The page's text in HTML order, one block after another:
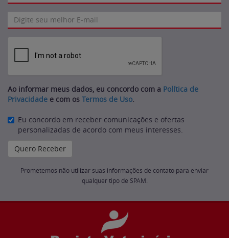
Ao informar meus dados, eu concordo com a Política de
Privacidade e com os Termos de Uso.
Eu concordo em receber comunicações e ofertas
personalizadas de acordo com meus interesses.
Prometemos não utilizar suas informações de contato para enviar
qualquer tipo de SPAM.